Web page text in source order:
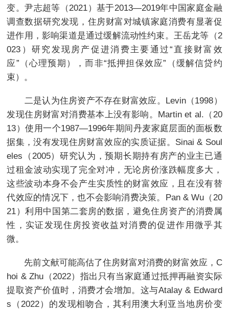
变。尹志超等（2021）基于2013—2019年中国家庭金融
调查数据研究发现，住房财富对城镇家庭消费有显著促
进作用，影响渠道是通过缓解流动性约束。王岳龙等（2
023）研究发现房产促进消费主要通过“直接财富效
应”（心理预期），而非“抵押担保效应”（缓解信贷约
束）。
二是认为住房资产不存在财富效应。Levin（1998）
发现住房财富对消费基本上没有影响。Martin et al.（20
13）使用一个1987—1996年期间丹麦家庭层面的面板数
据集，没有发现住房财富效应的实质证据。Sinai & Soul
eles（2005）研究认为，预期长期持有房产的业主已通
过租金波动实现了完全对冲，无论房价涨跌幅度多大，
这些波动本身不会产生实质性的财富效应，且在没有替
代效应的情况下，也不会影响消费决策。Pan & Wu（20
21）利用中国第二套房的数据，避免住房资产的消费属
性，实证发现住房投资收益对消费的促进作用微乎其
微。
先前文献可能高估了住房财富对消费的财富效应，C
hoi & Zhu（2022）指出只有当家庭通过抵押再融资实际
提取资产价值时，消费才会增加。这与Atalay & Edward
s（2022）的发现相吻合，其利用澳大利亚当地房价变